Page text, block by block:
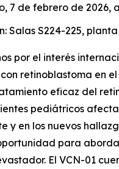
7 de febrero de 2026,
Salas S224-225,
por el interés
retinoblastoma en
eficaz del
pediátricos
y en los nuevos
para
El VCN-01